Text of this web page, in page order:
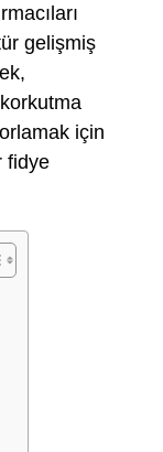
gelişmiş
için
fidye